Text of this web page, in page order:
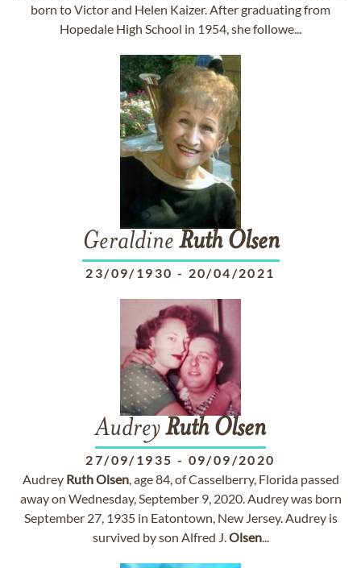
born to Victor and Helen Kaizer. After graduating from
Hopedale High School in 1954, she followe...
Geraldine Ruth Olsen
23/09/1930 - 20/04/2021
AudreyRuth Olsen
27/09/1935 - 09/09/2020
Audrey RuthOlsen, age 84, of Casselberry, Florida passed
away on Wednesday, September 9, 2020. Audrey was born
September 27, 1935 in Eatontown, New Jersey. Audrey is
survived by son Alfred J.Olsen...